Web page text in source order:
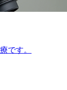
です。